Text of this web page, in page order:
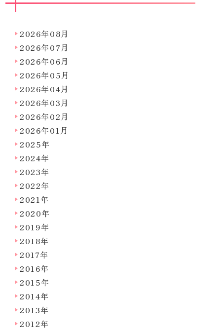
2026年08月
2026年07月
2026年06月
2026年05月
2026年04月
2026年03月
2026年02月
2026年01月
2025年
2024年
2023年
2022年
2021年
2020年
2019年
2018年
2017年
2016年
2015年
2014年
2013年
2012年